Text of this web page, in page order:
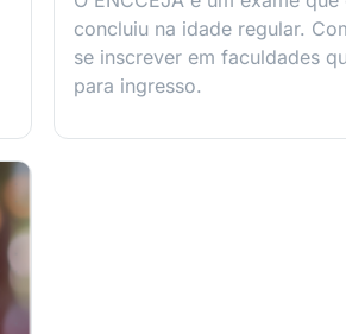
concluiu na idade regular.
se inscrever em faculdades
para ingresso.